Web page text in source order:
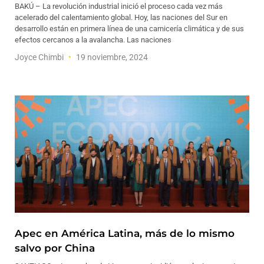
BAKÚ – La revolución industrial inició el proceso cada vez más
acelerado del calentamiento global. Hoy, las naciones del Sur en
desarrollo están en primera línea de una carnicería climática y de sus
efectos cercanos a la avalancha. Las naciones
Joyce Chimbi 19 noviembre, 2024
Apec en América Latina, más de lo mismo
salvo por China